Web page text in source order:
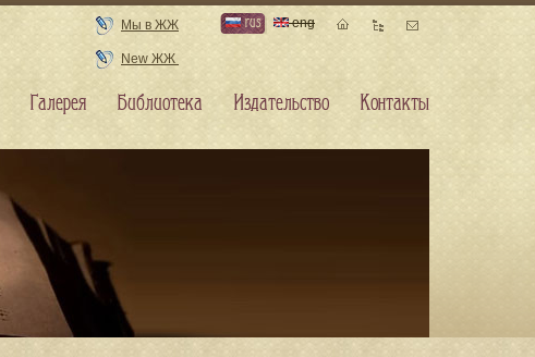
Мы в ЖЖ
New ЖЖ
rus eng
Галерея Библиотека Издательство Контакты